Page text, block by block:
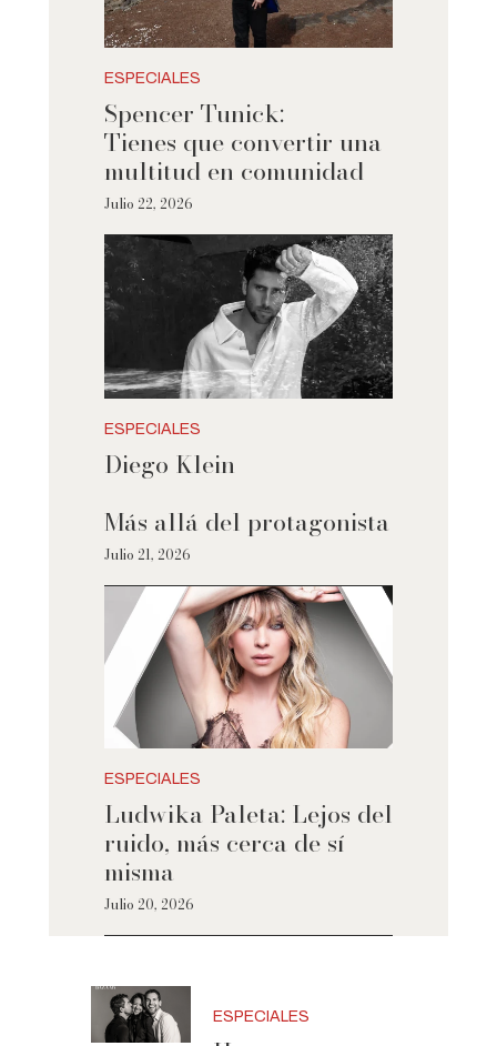
ESPECIALES
Spencer Tunick:
Tienes que convertir una
multitud en comunidad
Julio 22, 2026
ESPECIALES
Diego Klein
Más allá del protagonista
Julio 21, 2026
ESPECIALES
Ludwika Paleta: Lejos del
ruido, más cerca de sí
misma
Julio 20, 2026
ESPECIALES